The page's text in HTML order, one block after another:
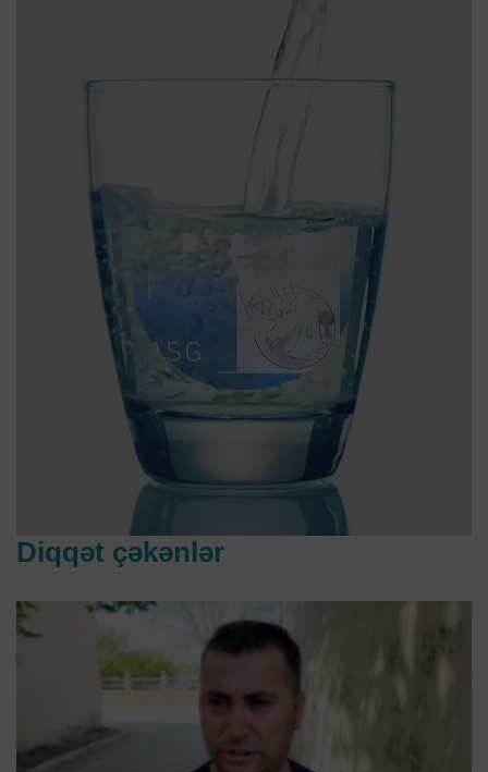
Diqqət çəkənlər